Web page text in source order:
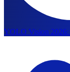
YOLO Vision 2026: